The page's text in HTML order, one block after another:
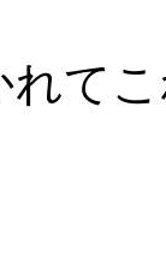
れて